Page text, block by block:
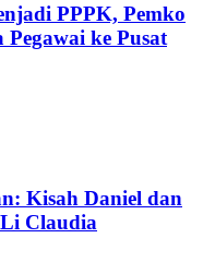
PPPK, Pemko
ke Pusat
Kisah Daniel dan
Claudia